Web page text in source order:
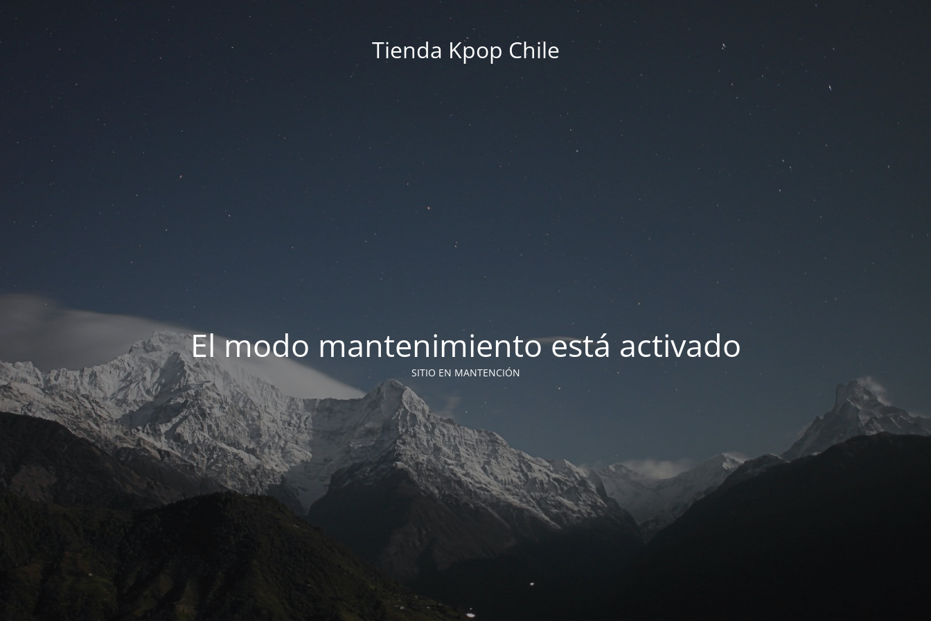
Tienda Kpop Chile
El modo mantenimiento está activado
SITIO EN MANTENCIÓN